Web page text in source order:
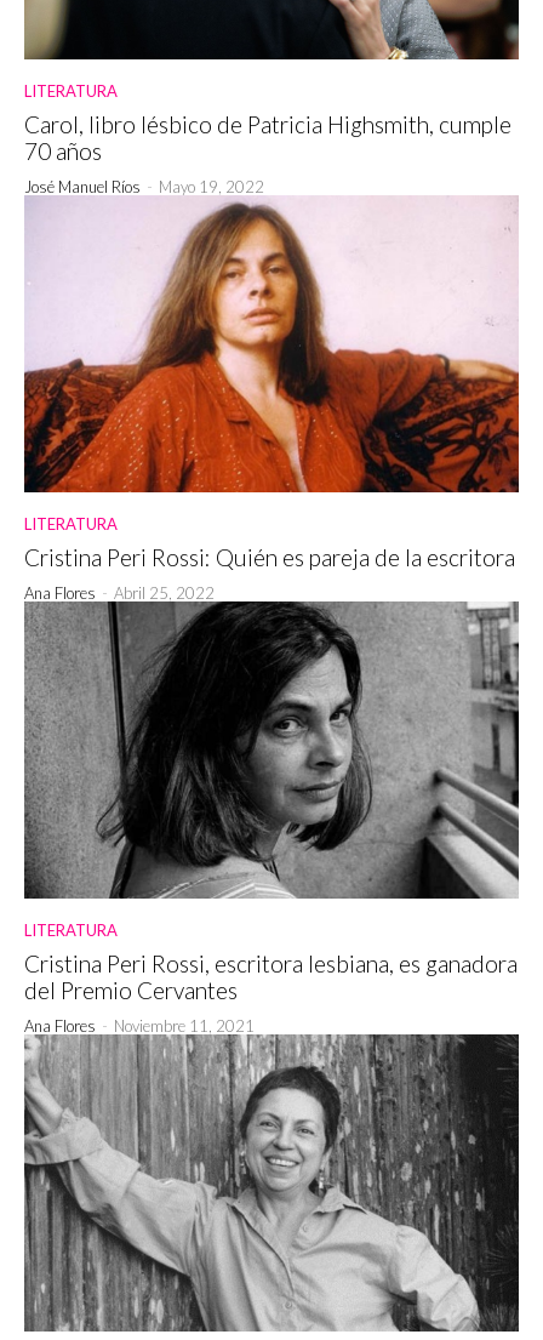
LITERATURA
Carol, libro lésbico de Patricia Highsmith, cumple
70 años
José Manuel Ríos - Mayo 19, 2022
LITERATURA
Cristina Peri Rossi: Quién es pareja de la escritora
Ana Flores - Abril 25, 2022
LITERATURA
Cristina Peri Rossi, escritora lesbiana, es ganadora
del Premio Cervantes
Ana Flores - Noviembre 11, 2021